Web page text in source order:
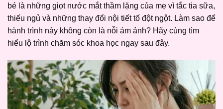
bé là những giọt nước mắt thầm lặng của mẹ vì tắc tia sữa,
thiếu ngủ và những thay đổi nội tiết tố đột ngột. Làm sao để
hành trình này không còn là nỗi ám ảnh? Hãy cùng tìm
hiểu lộ trình chăm sóc khoa học ngay sau đây.